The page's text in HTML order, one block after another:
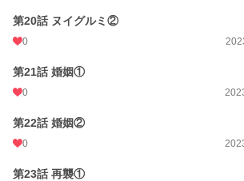
第20話 ヌイグルミ②
0
第21話 婚姻①
0
第22話 婚姻②
0
第23話 再襲①